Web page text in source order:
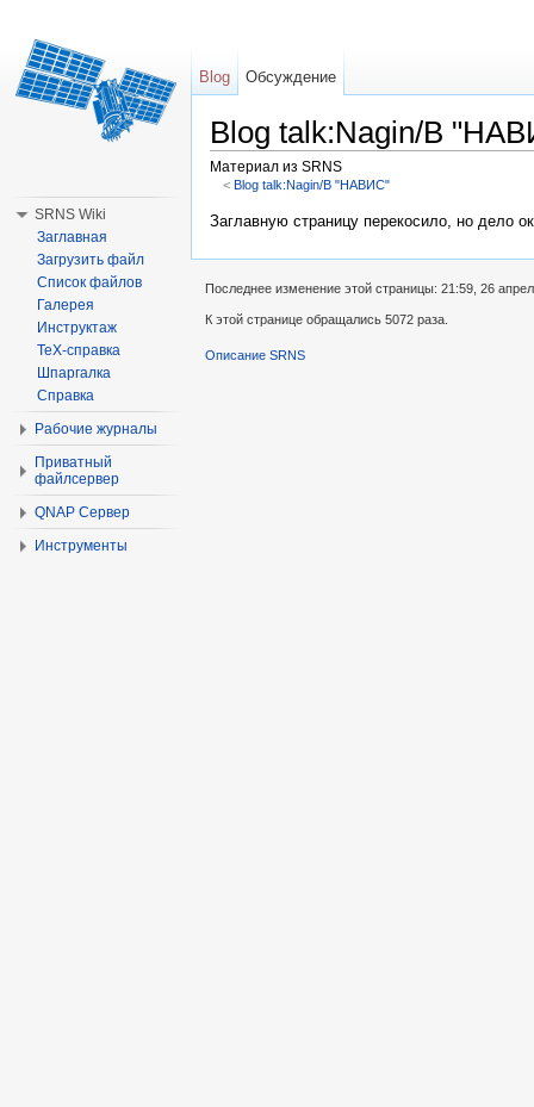
Blog talk:Nagin/В
Материал из SRNS
< Blog talk:Nagin/В "НАВИС"
Заглавную страницу перекосило, но дело
Blog Обсуждение
SRNS Wiki
Заглавная
Загрузить файл
Список файлов
Галерея
Инструктаж
TeX-справка
Шпаргалка
Справка
Рабочие журналы
Приватный
файлсервер
QNAP Сервер
Инструменты
Последнее изменение этой страницы: 21:59, 26
К этой странице обращались 5072 раза.
Описание SRNS